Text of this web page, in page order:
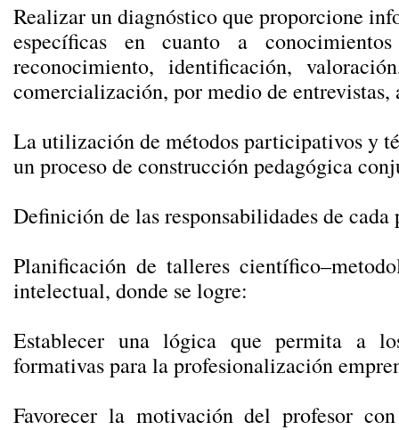
Realizar un diagnóstico que proporcione
específicas en cuanto a
reconocimiento, identificación,
comercialización, por medio de entrevistas,
La utilización de métodos participativos y
un proceso de construcción pedagógica
Definición de las responsabilidades de
Planificación de talleres
intelectual, donde se logre:
Establecer una lógica que permita a
formativas para la profesionalización
Favorecer la motivación del profesor